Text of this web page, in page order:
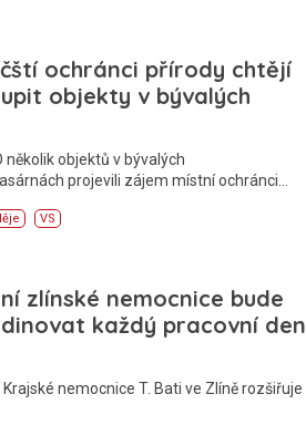
ochránci přírody chtějí
objekty v bývalých
několik objektů v bývalých
projevili zájem místní ochránci…
VS
zlínské nemocnice bude
každý pracovní den
nemocnice T. Bati ve Zlíně rozšiřuje